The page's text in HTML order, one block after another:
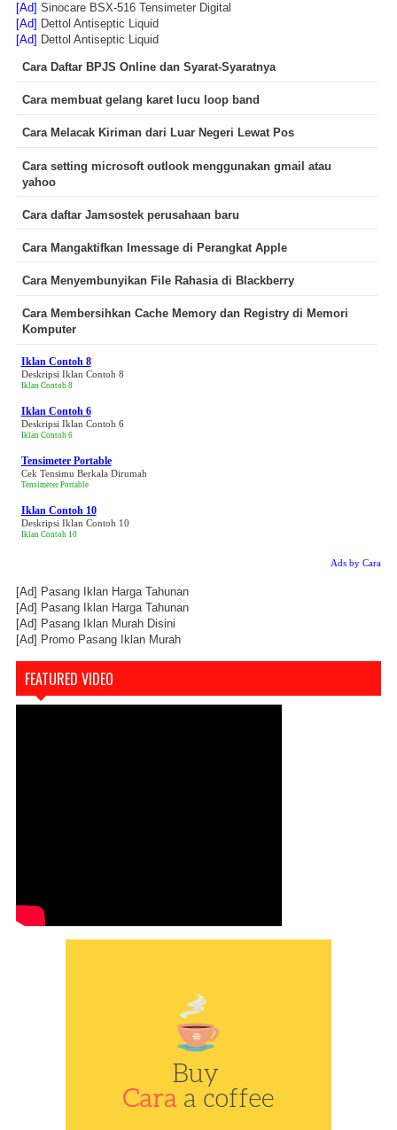
[Ad] Sinocare BSX-516 Tensimeter Digital
[Ad] Dettol Antiseptic Liquid
[Ad] Dettol Antiseptic Liquid
Cara Daftar BPJS Online dan Syarat-Syaratnya
Cara membuat gelang karet lucu loop band
Cara Melacak Kiriman dari Luar Negeri Lewat Pos
Cara setting microsoft outlook menggunakan gmail atau
yahoo
Cara daftar Jamsostek perusahaan baru
Cara Mangaktifkan Imessage di Perangkat Apple
Cara Menyembunyikan File Rahasia di Blackberry
Cara Membersihkan Cache Memory dan Registry di Memori
Komputer
Iklan Contoh 8
Deskripsi Iklan Contoh 8
Iklan Contoh 8
Iklan Contoh 6
Deskripsi Iklan Contoh 6
Iklan Contoh 6
Tensimeter Portable
Cek Tensimu Berkala Dirumah
Tensimeter Portable
Iklan Contoh 10
Deskripsi Iklan Contoh 10
Iklan Contoh 10
Ads by Cara
[Ad] Pasang Iklan Harga Tahunan
[Ad] Pasang Iklan Harga Tahunan
[Ad] Pasang Iklan Murah Disini
[Ad] Promo Pasang Iklan Murah
FEATURED VIDEO